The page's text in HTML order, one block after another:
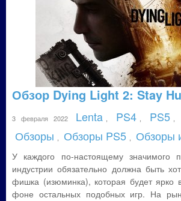
Обзор Dying Light 2: Stay
3 февраля 2022 Lenta PS4 PS5
Обзоры Обзоры PS5 Обзоры
У каждого по-настоящему значимого
индустрии обязательно должна быть
фишка (изюминка), которая будет ярко
фоне остальных подобных игр. На